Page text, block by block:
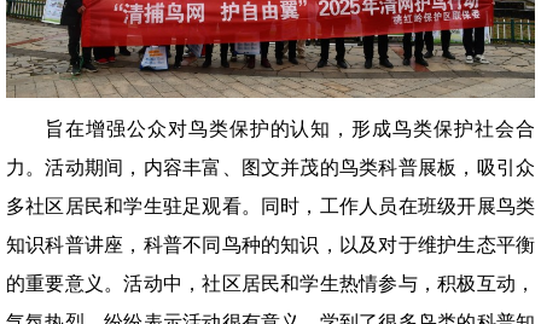
旨在增强公众对鸟类保护的认知，形成鸟类保护社会合
力。活动期间，内容丰富、图文并茂的鸟类科普展板，吸引众
多社区居民和学生驻足观看。同时，工作人员在班级开展鸟类
知识科普讲座，科普不同鸟种的知识，以及对于维护生态平衡
的重要意义。活动中，社区居民和学生热情参与，积极互动，